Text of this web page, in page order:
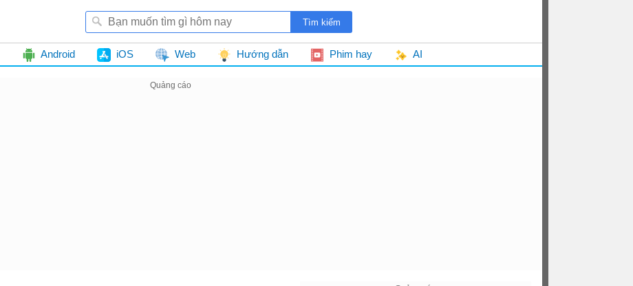
Android iOS Web Hướng dẫn Phim hay AI